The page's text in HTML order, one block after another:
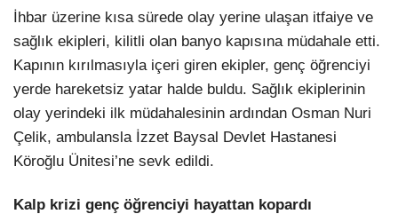
İhbar üzerine kısa sürede olay yerine ulaşan itfaiye ve
sağlık ekipleri, kilitli olan banyo kapısına müdahale etti.
Kapının kırılmasıyla içeri giren ekipler, genç öğrenciyi
yerde hareketsiz yatar halde buldu. Sağlık ekiplerinin
olay yerindeki ilk müdahalesinin ardından Osman Nuri
Çelik, ambulansla İzzet Baysal Devlet Hastanesi
Köroğlu Ünitesi’ne sevk edildi.
Kalp krizi genç öğrenciyi hayattan kopardı